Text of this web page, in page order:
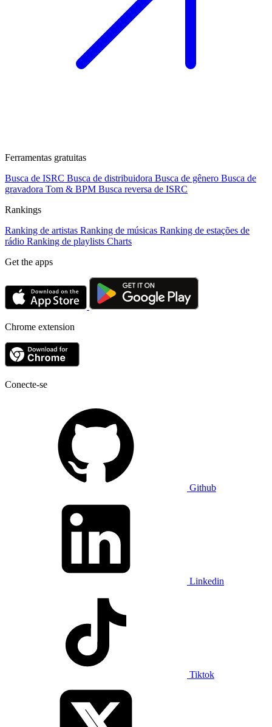
Ferramentas gratuitas
Busca de ISRC Busca de distribuidora Busca de gênero Busca de
gravadora Tom & BPM Busca reversa de ISRC
Rankings
Ranking de artistas Ranking de músicas Ranking de estações de
rádio Ranking de playlists Charts
Get the apps
Chrome extension
Conecte-se
Github
Linkedin
Tiktok